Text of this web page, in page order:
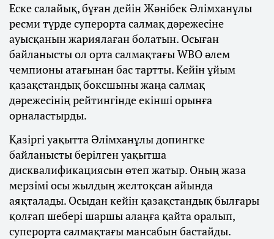
Еске салайық, бұған дейін Жәнібек Әлімханұлы
ресми түрде суперорта салмақ дәрежесіне
ауысқанын жариялаған болатын. Осыған
байланысты ол орта салмақтағы WBO әлем
чемпионы атағынан бас тартты. Кейін ұйым
қазақстандық боксшыны жаңа салмақ
дәрежесінің рейтингінде екінші орынға
орналастырды.
Қазіргі уақытта Әлімханұлы допингке
байланысты берілген уақытша
дисквалификациясын өтеп жатыр. Оның жаза
мерзімі осы жылдың желтоқсан айында
аяқталады. Осыдан кейін қазақстандық былғары
қолғап шебері шаршы алаңға қайта оралып,
суперорта салмақтағы мансабын бастайды.